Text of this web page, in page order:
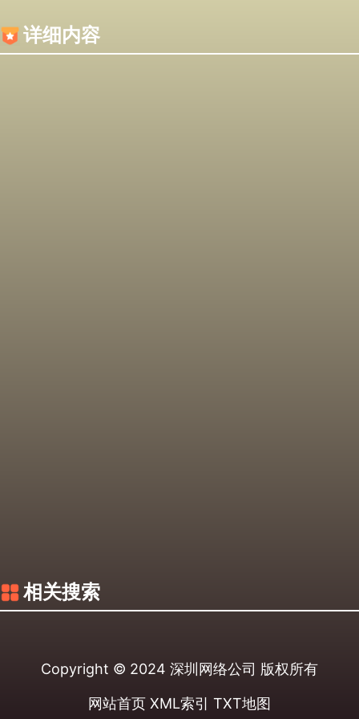
详细内容
相关搜索
Copyright © 2024 深圳网络公司 版权所有
网站首页 XML索引 TXT地图